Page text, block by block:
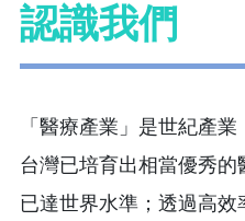
認識我們
「醫療產業」是世紀產
台灣已培育出相當優秀
已達世界水準；透過高效